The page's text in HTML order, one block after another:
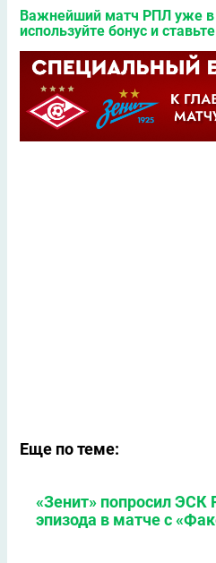
Важнейший матч РПЛ уже в
используйте бонус и
Еще по теме:
«Зенит» попросил ЭСК
эпизода в матче с